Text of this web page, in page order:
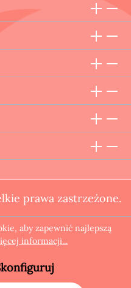
prawa zastrzeżone.
aby zapewnić najlepszą
informacji...